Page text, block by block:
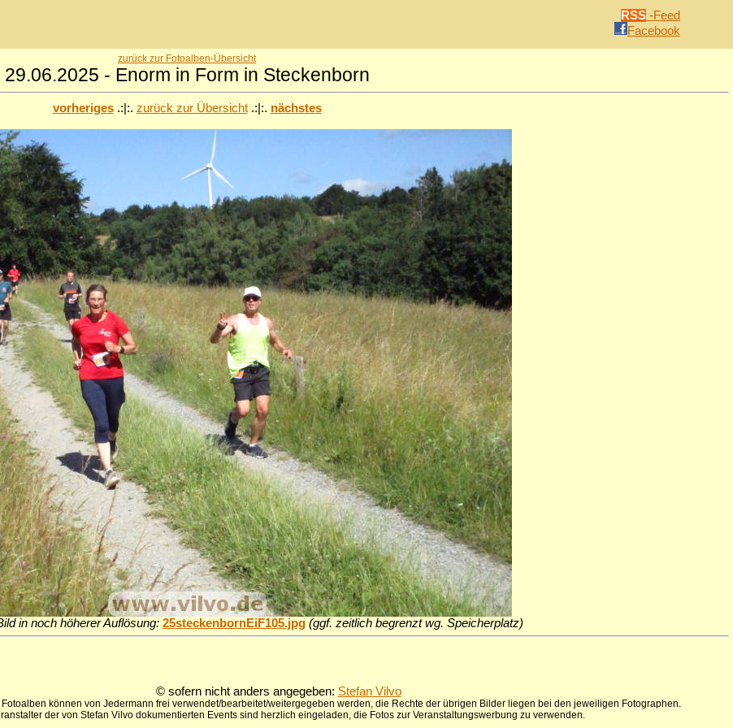
RSS -Feed
Facebook
zurück zur Fotoalben-Übersicht
29.06.2025 - Enorm in Form in Steckenborn
vorheriges.:|:. zurück zur Übersicht.:|:. nächstes
in noch höherer Auflösung: 25steckenbornEiF105.jpg (ggf. zeitlich begrenzt wg. Speicherplatz)
© sofern nicht anders angegeben: Stefan Vilvo
können von Jedermann frei verwendet/bearbeitet/weitergegeben werden, die Rechte der übrigen Bilder liegen bei den jeweiligen Fotographen.
der von Stefan Vilvo dokumentierten Events sind herzlich eingeladen, die Fotos zur Veranstaltungswerbung zu verwenden.